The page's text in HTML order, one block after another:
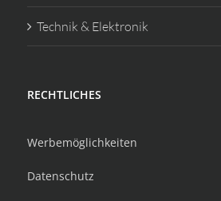
Technik & Elektronik
RECHTLICHES
Werbemöglichkeiten
Datenschutz